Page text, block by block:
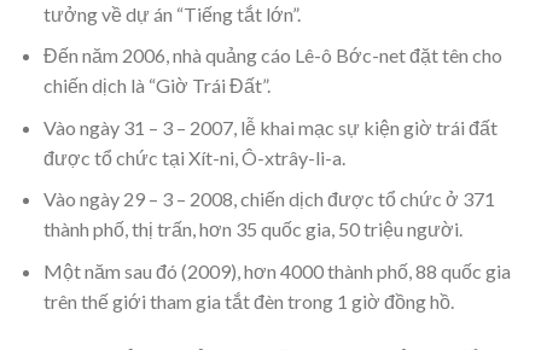
tưởng về dự án “Tiếng tắt lớn”.
Đến năm 2006, nhà quảng cáo Lê-ô Bớc-net đặt tên cho
chiến dịch là “Giờ Trái Đất”.
Vào ngày 31 – 3 – 2007, lễ khai mạc sự kiện giờ trái đất
được tổ chức tại Xít-ni, Ô-xtrây-li-a.
Vào ngày 29 – 3 – 2008, chiến dịch được tổ chức ở 371
thành phố, thị trấn, hơn 35 quốc gia, 50 triệu người.
Một năm sau đó (2009), hơn 4000 thành phố, 88 quốc gia
trên thế giới tham gia tắt đèn trong 1 giờ đồng hồ.